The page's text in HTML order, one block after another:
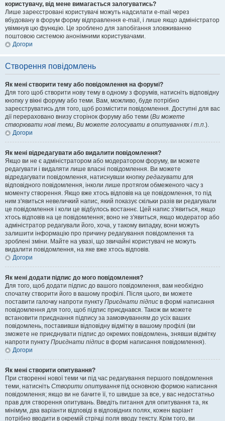
користувачу, від мене вимагається залогуватись?
Лише зареєстровані користувачі можуть надсилати e-mail через
вбудовану в форум форму відправлення e-mail, і лише якщо адміністратор
увімкнув цю функцію. Це зроблено для запобігання зловживанню
поштовою системою анонімними користувачами.
Догори
Створення повідомлень
Як мені створити тему або повідомлення на форумі?
Для того щоб створити нову тему в одному з форумів, натисніть відповідну
кнопку у вікні форуму або теми. Вам, можливо, буде потрібно
зареєструватись для того, щоб розмістити повідомлення. Доступні для вас
дії перераховано внизу сторінок форуму або теми (Ви можете
створювати нові теми, Ви можете голосувати в опитуваннях і т.п.).
Догори
Як мені відредагувати або видалити повідомлення?
Якщо ви не є адміністратором або модератором форуму, ви можете
редагувати і видаляти лише власні повідомлення. Ви можете
відредагувати повідомлення, натиснувши кнопку редагувати для
відповідного повідомлення, інколи лише протягом обмеженого часу з
моменту створення. Якщо вже хтось відповів на це повідомлення, то під
ним з'явиться невеличкий напис, який показує скільки разів ви редагували
це повідомлення і коли це відбулось востаннє. Цей напис з'явиться, якщо
хтось відповів на це повідомлення; воно не з'явиться, якщо модератор або
адміністратор редагували його, хоча, у такому випадку, вони можуть
залишити інформацію про причину редагування повідомлення та
зроблені зміни. Майте на увазі, що звичайні користувачі не можуть
видалити повідомлення, на яке вже хтось відповів.
Догори
Як мені додати підпис до мого повідомлення?
Для того, щоб додати підпис до вашого повідомлення, вам необхідно
спочатку створити його в вашому профілі. Після цього, ви можете
поставити галочку напроти пункту Приєднати підпис в формі написання
повідомлення для того, щоб підпис приєднався. Також ви можете
встановити приєднання підпису за замовчуванням до усіх ваших
повідомлень, поставивши відповідну відмітку в вашому профілі (ви
зможете не приєднувати підпис до окремих повідомлень, знявши відмітку
напроти пункту Приєднати підпис в формі написання повідомлення).
Догори
Як мені створити опитування?
При створенні нової теми чи під час редагування першого повідомлення
теми, натисніть Створити опитування під основною формою написання
повідомлення; якщо ви не бачите її, то швидше за все, у вас недостатньо
прав для створення опитувань. Введіть питання для опитування та, як
мінімум, два варіанти відповіді в відповідних полях, кожен варіант
потрібно вводити в окремій стрічці поля вводу тексту. Крім того, ви